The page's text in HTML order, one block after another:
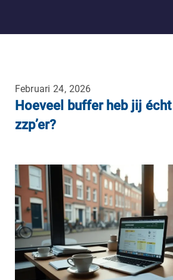
Februari 24, 2026
Hoeveel buffer heb jij
zzp’er?